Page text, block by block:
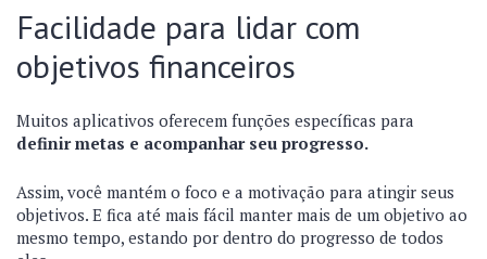
Facilidade para lidar com
objetivos financeiros
Muitos aplicativos oferecem funções específicas para
definir metas e acompanhar seu progresso.
Assim, você mantém o foco e a motivação para atingir seus
objetivos. E fica até mais fácil manter mais de um objetivo ao
mesmo tempo, estando por dentro do progresso de todos